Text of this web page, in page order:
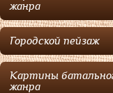
жанра
Городской пейзаж
Картины
жанра